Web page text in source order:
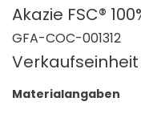
Akazie FSC®
GFA-COC-001312
Verkaufseinheit
Materialangaben